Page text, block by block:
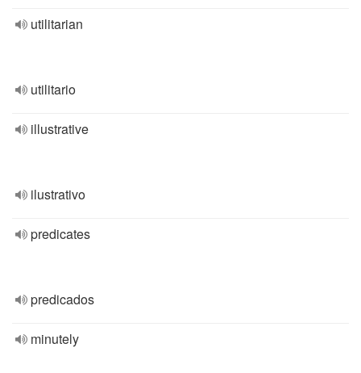
utilitarian
utilitario
illustrative
ilustrativo
predicates
predicados
minutely